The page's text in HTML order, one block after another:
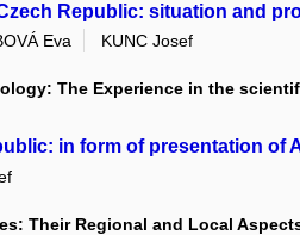
Republic: situation and
Eva
KUNC Josef
The Experience in the
in form of presentation of
Their Regional and Local